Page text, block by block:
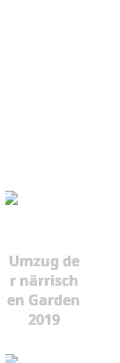
Umzug de
r närrisch
en Garden
2019